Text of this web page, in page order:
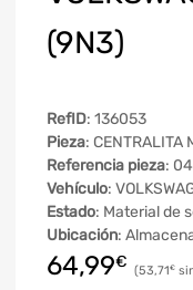
(9N3)
RefID: 136053
Pieza: CENTRALITA
Referencia pieza:
Vehículo:
Estado: Material de
Ubicación:
64,99€ 53,71€